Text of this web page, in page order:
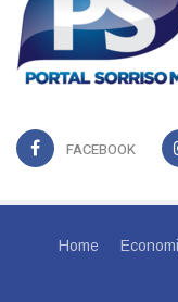
FACEBOOK
Home